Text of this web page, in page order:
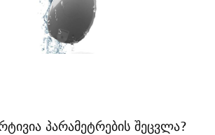
პარამეტრების შეცვლა?